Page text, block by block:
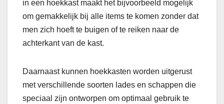
in een hoekkast maakt het bijvoorbeeld mogelijk
om gemakkelijk bij alle items te komen zonder dat
men zich hoeft te buigen of te reiken naar de
achterkant van de kast.
Daarnaast kunnen hoekkasten worden uitgerust
met verschillende soorten lades en schappen die
speciaal zijn ontworpen om optimaal gebruik te